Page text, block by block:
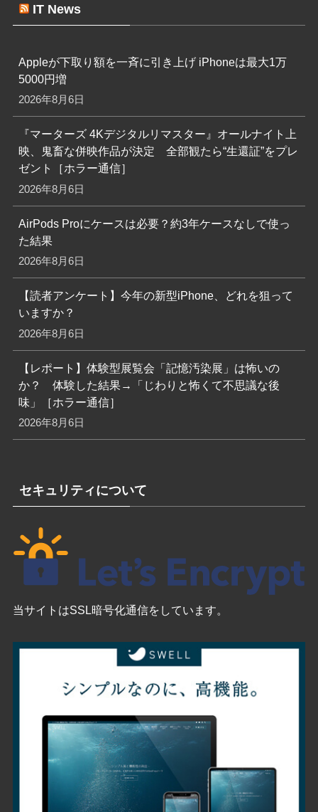
IT News
Appleが下取り額を一斉に引き上げ iPhoneは最大1万
5000円増
2026年8月6日
『マーターズ 4Kデジタルリマスター』オールナイト上
映、鬼畜な併映作品が決定 全部観たら“生還証”をプレ
ゼント［ホラー通信］
2026年8月6日
AirPods Proにケースは必要？約3年ケースなしで使っ
た結果
2026年8月6日
【読者アンケート】今年の新型iPhone、どれを狙って
いますか？
2026年8月6日
【レポート】体験型展覧会「記憶汚染展」は怖いの
か？ 体験した結果→「じわりと怖くて不思議な後
味」［ホラー通信］
2026年8月6日
セキュリティについて
当サイトはSSL暗号化通信をしています。